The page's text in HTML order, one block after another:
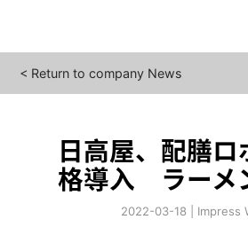
< Return to company News
日高屋、配膳
格導入 ラーメ
2022-03-18| Impress